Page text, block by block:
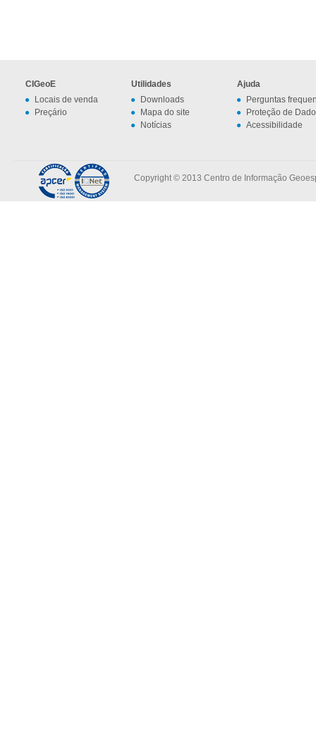
CIGeoE
Locais de venda
Preçário
Utilidades
Downloads
Mapa do site
Notícias
Ajuda
Perguntas
Proteção de
Acessibilidade
Copyright © 2013 Centro de Informação